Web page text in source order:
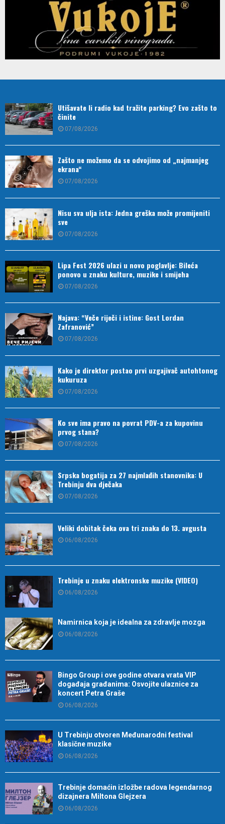
Utišavate li radio kad tražite parking? Evo zašto to
činite
07/08/2026
Zašto ne možemo da se odvojimo od „najmanjeg
ekrana“
07/08/2026
Nisu sva ulja ista: Jedna greška može promijeniti
sve
07/08/2026
Lipa Fest 2026 ulazi u novo poglavlje: Bileća
ponovo u znaku kulture, muzike i smijeha
07/08/2026
Najava: “Veče riječi i istine: Gost Lordan
Zafranović”
07/08/2026
Kako je direktor postao prvi uzgajivač autohtonog
kukuruza
07/08/2026
Ko sve ima pravo na povrat PDV-a za kupovinu
prvog stana?
07/08/2026
Srpska bogatija za 27 najmlađih stanovnika: U
Trebinju dva dječaka
07/08/2026
Veliki dobitak čeka ova tri znaka do 13. avgusta
06/08/2026
Trebinje u znaku elektronske muzike (VIDEO)
06/08/2026
Namirnica koja je idealna za zdravlje mozga
06/08/2026
Bingo Group i ove godine otvara vrata VIP
događaja građanima: Osvojite ulaznice za
koncert Petra Graše
06/08/2026
U Trebinju otvoren Međunarodni festival
klasične muzike
06/08/2026
Trebinje domaćin izložbe radova legendarnog
dizajnera Miltona Glejzera
06/08/2026